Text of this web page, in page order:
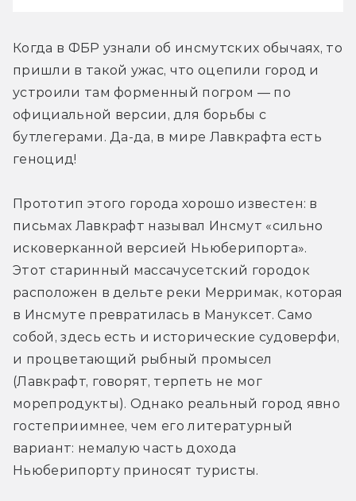
Когда в ФБР узнали об инсмутских обычаях, то
пришли в такой ужас, что оцепили город и
устроили там форменный погром — по
официальной версии, для борьбы с
бутлегерами. Да-да, в мире Лавкрафта есть
геноцид!
Прототип этого города хорошо известен: в
письмах Лавкрафт называл Инсмут «сильно
исковерканной версией Ньюберипорта».
Этот старинный массачусетский городок
расположен в дельте реки Мерримак, которая
в Инсмуте превратилась в Мануксет. Само
собой, здесь есть и исторические судоверфи,
и процветающий рыбный промысел
(Лавкрафт, говорят, терпеть не мог
морепродукты). Однако реальный город явно
гостеприимнее, чем его литературный
вариант: немалую часть дохода
Ньюберипорту приносят туристы.